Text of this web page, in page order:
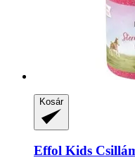
Kosár
Effol Kids